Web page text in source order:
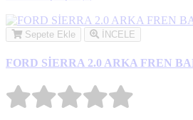
Sepete Ekle İNCELE
FORD SİERRA 2.0 ARKA FREN